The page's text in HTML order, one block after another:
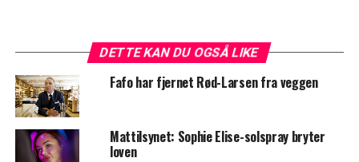
DETTE KAN DU OGSÅ LIKE
Fafo har fjernet Rød-Larsen fra veggen
Mattilsynet: Sophie Elise-solspray bryter
loven